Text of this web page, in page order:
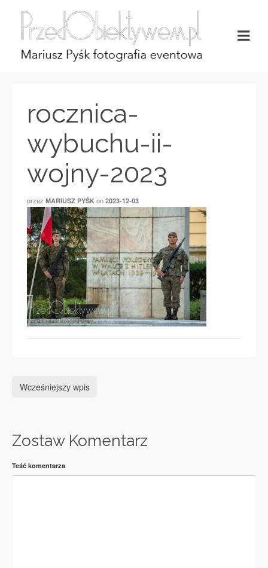
rocznica-
wybuchu-ii-
wojny-2023
przez MARIUSZ PYŚK on 2023-12-03
Wcześniejszy wpis
Zostaw Komentarz
Teść komentarza